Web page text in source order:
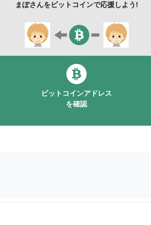
まぽさんをビットコインで応援しよう!
ビットコインアドレス
を確認